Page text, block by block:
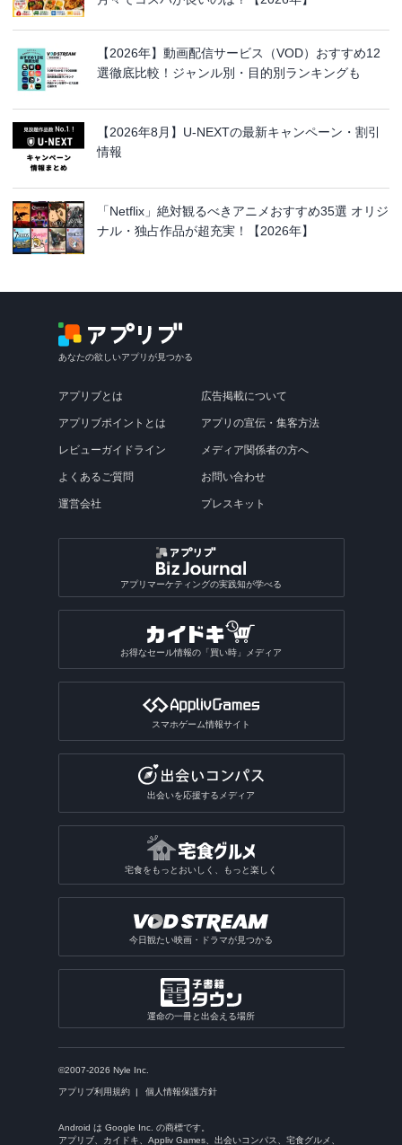
【2026年】動画配信サービス（VOD）おすすめ12
選徹底比較！ジャンル別・目的別ランキングも
【2026年8月】U-NEXTの最新キャンペーン・割引
情報
「Netflix」絶対観るべきアニメおすすめ35選 オリジ
ナル・独占作品が超充実！【2026年】
あなたの欲しいアプリが見つかる
アプリブとは
アプリブポイントとは
レビューガイドライン
よくあるご質問
運営会社
広告掲載について
アプリの宣伝・集客方法
メディア関係者の方へ
お問い合わせ
プレスキット
アプリマーケティングの実践知が学べる
お得なセール情報の「買い時」メディア
スマホゲーム情報サイト
出会いを応援するメディア
宅食をもっとおいしく、もっと楽しく
今日観たい映画・ドラマが見つかる
運命の一冊と出会える場所
©2007-2026 Nyle Inc.
アプリブ利用規約 個人情報保護方針
Android は Google Inc. の商標です。
アプリブ、カイドキ、Appliv Games、出会いコンパス、宅食グルメ、